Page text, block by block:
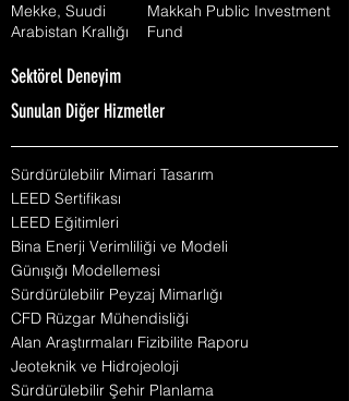
Mekke, Suudi
Arabistan Krallığı
Makkah Public Investment
Fund
Sektörel Deneyim
Sunulan Diğer Hizmetler
Sürdürülebilir Mimari Tasarım
LEED Sertifikası
LEED Eğitimleri
Bina Enerji Verimliliği ve Modeli
Günışığı Modellemesi
Sürdürülebilir Peyzaj Mimarlığı
CFD Rüzgar Mühendisliği
Alan Araştırmaları Fizibilite Raporu
Jeoteknik ve Hidrojeoloji
Sürdürülebilir Şehir Planlama